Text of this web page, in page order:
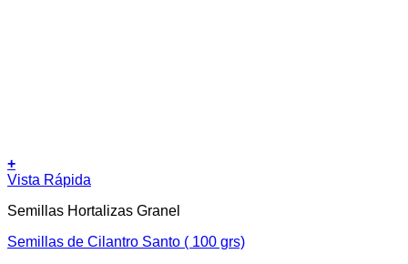
+
Vista Rápida
Semillas Hortalizas Granel
Semillas de Cilantro Santo ( 100 grs)